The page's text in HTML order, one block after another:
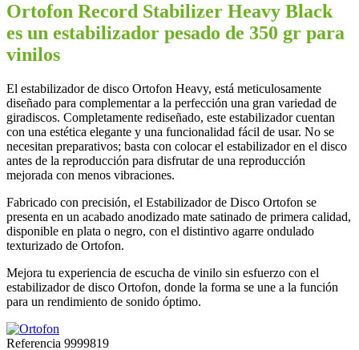
Ortofon Record Stabilizer Heavy Black
es un estabilizador pesado de 350 gr para
vinilos
El estabilizador de disco Ortofon Heavy, está meticulosamente
diseñado para complementar a la perfección una gran variedad de
giradiscos. Completamente rediseñado, este estabilizador cuentan
con una estética elegante y una funcionalidad fácil de usar. No se
necesitan preparativos; basta con colocar el estabilizador en el disco
antes de la reproducción para disfrutar de una reproducción
mejorada con menos vibraciones.
Fabricado con precisión, el Estabilizador de Disco Ortofon se
presenta en un acabado anodizado mate satinado de primera calidad,
disponible en plata o negro, con el distintivo agarre ondulado
texturizado de Ortofon.
Mejora tu experiencia de escucha de vinilo sin esfuerzo con el
estabilizador de disco Ortofon, donde la forma se une a la función
para un rendimiento de sonido óptimo.
Referencia 9999819